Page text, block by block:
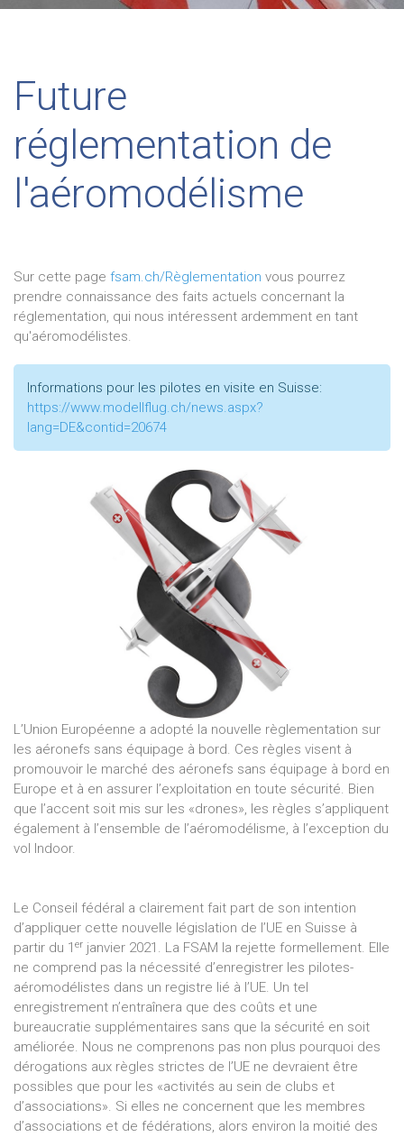
Future
réglementation de
l'aéromodélisme
Sur cette page fsam.ch/Règlementation vous pourrez
prendre connaissance des faits actuels concernant la
réglementation, qui nous intéressent ardemment en tant
qu'aéromodélistes.
Informations pour les pilotes en visite en Suisse:
https://www.modellflug.ch/news.aspx?
lang=DE&contid=20674
L’Union Européenne a adopté la nouvelle règlementation sur
les aéronefs sans équipage à bord. Ces règles visent à
promouvoir le marché des aéronefs sans équipage à bord en
Europe et à en assurer l’exploitation en toute sécurité. Bien
que l’accent soit mis sur les «drones», les règles s’appliquent
également à l’ensemble de l’aéromodélisme, à l’exception du
vol Indoor.
Le Conseil fédéral a clairement fait part de son intention
d’appliquer cette nouvelle législation de l’UE en Suisse à
partir du 1 er janvier 2021. La FSAM la rejette formellement. Elle
ne comprend pas la nécessité d’enregistrer les pilotes-
aéromodélistes dans un registre lié à l’UE. Un tel
enregistrement n’entraînera que des coûts et une
bureaucratie supplémentaires sans que la sécurité en soit
améliorée. Nous ne comprenons pas non plus pourquoi des
dérogations aux règles strictes de l’UE ne devraient être
possibles que pour les «activités au sein de clubs et
d’associations». Si elles ne concernent que les membres
d’associations et de fédérations, alors environ la moitié des